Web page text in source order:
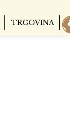
TRGOVINA